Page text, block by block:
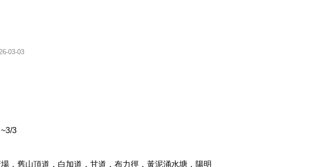
03-03
3
，舊山頂道，白加道，甘道，布力徑，黃泥涌水塘，陽明